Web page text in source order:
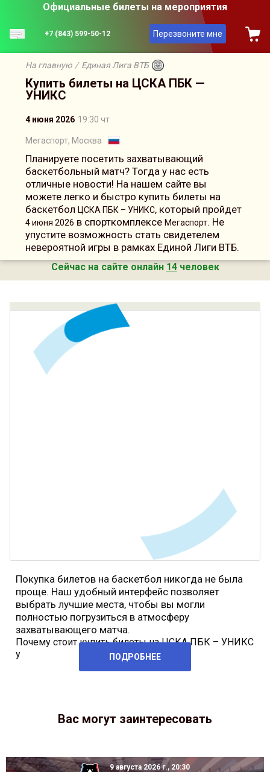
Официальные билеты на мероприятия
+7 (843) 599-50-12 Перезвоните мне
На главную / Единая Лига ВТБ
Купить билеты на ЦСКА ПБК —
УНИКС
4 июня 2026 19:30 чт
Мегаспорт, Москва
Планируете посетить захватывающий
баскетбольный матч? Тогда у нас есть
отличные новости! На нашем сайте вы
можете легко и быстро купить билеты на
баскетбол ЦСКА ПБК – УНИКС, который пройдет
4 июня 2026 в спорткомплексе Мегаспорт. Не
упустите возможность стать свидетелем
невероятной игры в рамках Единой Лиги ВТБ.
Сейчас на сайте онлайн14человек
Покупка билетов на баскетбол никогда не была
проще. Наш удобный интерфейс позволяет
выбрать лучшие места, чтобы вы могли
полностью погрузиться в атмосферу
захватывающего матча.
Почему стоит купить билеты на ЦСКА ПБК – УНИКС
у
ПОДРОБНЕЕ
Вас могут заинтересовать
9 августа 2026 г., 20:30